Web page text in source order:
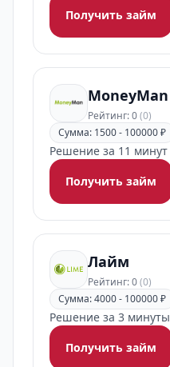
Получить займ
MoneyMan
Рейтинг: 0(0)
Сумма: 1500 - 100000 ₽
Решение за 11 минут
Получить займ
Лайм
Рейтинг: 0(0)
Сумма: 4000 - 100000 ₽
Решение за 3 минуты
Получить займ